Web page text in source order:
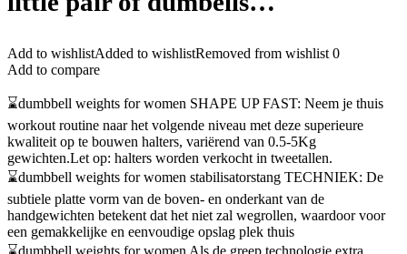
Add to wishlistAdded to wishlistRemoved from wishlist 0
Add to compare
⌛dumbbell weights for women SHAPE UP FAST: Neem je thuis
workout routine naar het volgende niveau met deze superieure
kwaliteit op te bouwen halters, variërend van 0.5-5Kg
gewichten.Let op: halters worden verkocht in tweetallen.
⌛dumbbell weights for women stabilisatorstang TECHNIEK: De
subtiele platte vorm van de boven- en onderkant van de
handgewichten betekent dat het niet zal wegrollen, waardoor voor
een gemakkelijke en eenvoudige opslag plek thuis
⌛dumbbell weights for women Als de greep technologie extra